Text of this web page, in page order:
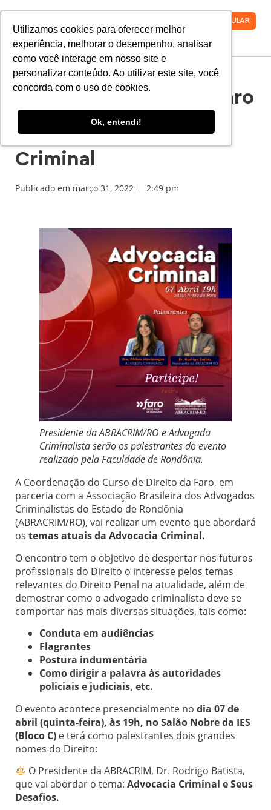
Utilizamos cookies para oferecer melhor
experiência, melhorar o desempenho, analisar
como você interage em nosso site e
personalizar conteúdo. Ao utilizar este site, você
concorda com o uso de cookies.
Ok, entendi!
VESTIBULAR
Curso de Direito da Faro
Realiza Evento Para
Discutir Advocacia
Criminal
Publicado em março 31, 2022 2:49 pm
Presidente da ABRACRIM/RO e Advogada
Criminalista serão os palestrantes do evento
realizado pela Faculdade de Rondônia.
A Coordenação do Curso de Direito da Faro, em
parceria com a Associação Brasileira dos Advogados
Criminalistas do Estado de Rondônia
(ABRACRIM/RO), vai realizar um evento que abordará
os temas atuais da Advocacia Criminal.
O encontro tem o objetivo de despertar nos futuros
profissionais do Direito o interesse pelos temas
relevantes do Direito Penal na atualidade, além de
demostrar como o advogado criminalista deve se
comportar nas mais diversas situações, tais como:
Conduta em audiências
Flagrantes
Postura indumentária
Como dirigir a palavra às autoridades
policiais e judiciais, etc.
O evento acontece presencialmente no dia 07 de
abril (quinta-feira), às 19h, no Salão Nobre da IES
(Bloco C) e terá como palestrantes dois grandes
nomes do Direito:
O Presidente da ABRACRIM, Dr. Rodrigo Batista,
que vai abordar o tema: Advocacia Criminal e Seus
Desafios.